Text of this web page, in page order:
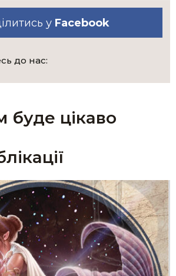
у Facebook
до нас:
буде цікаво